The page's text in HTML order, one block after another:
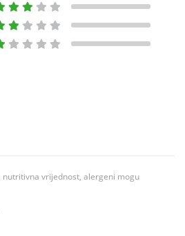
nutritivna vrijednost, alergeni mogu